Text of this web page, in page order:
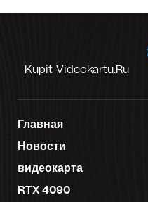
Kupit-Videokartu.ru
Главная
Новости
видеокарта
RTX 4090